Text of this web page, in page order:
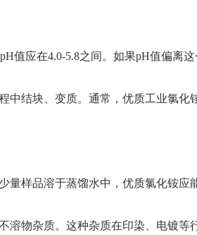
应在4.0-5.8之间。如果pH值偏离这
结块、变质。通常，优质工业氯化
量样品溶于蒸馏水中，优质氯化铵应
溶物杂质。这种杂质在印染、电镀等